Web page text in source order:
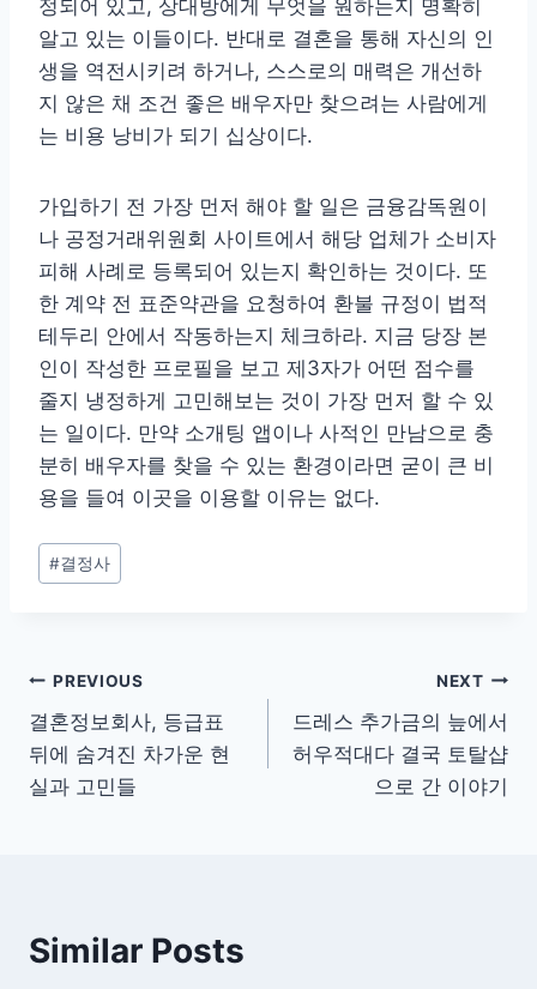
정되어 있고, 상대방에게 무엇을 원하는지 명확히
알고 있는 이들이다. 반대로 결혼을 통해 자신의 인
생을 역전시키려 하거나, 스스로의 매력은 개선하
지 않은 채 조건 좋은 배우자만 찾으려는 사람에게
는 비용 낭비가 되기 십상이다.
가입하기 전 가장 먼저 해야 할 일은 금융감독원이
나 공정거래위원회 사이트에서 해당 업체가 소비자
피해 사례로 등록되어 있는지 확인하는 것이다. 또
한 계약 전 표준약관을 요청하여 환불 규정이 법적
테두리 안에서 작동하는지 체크하라. 지금 당장 본
인이 작성한 프로필을 보고 제3자가 어떤 점수를
줄지 냉정하게 고민해보는 것이 가장 먼저 할 수 있
는 일이다. 만약 소개팅 앱이나 사적인 만남으로 충
분히 배우자를 찾을 수 있는 환경이라면 굳이 큰 비
용을 들여 이곳을 이용할 이유는 없다.
Post
Tags:
#결정사
글
탐
색
PREVIOUS
결혼정보회사, 등급표
뒤에 숨겨진 차가운 현
실과 고민들
NEXT
드레스 추가금의 늪에서
허우적대다 결국 토탈샵
으로 간 이야기
Similar Posts